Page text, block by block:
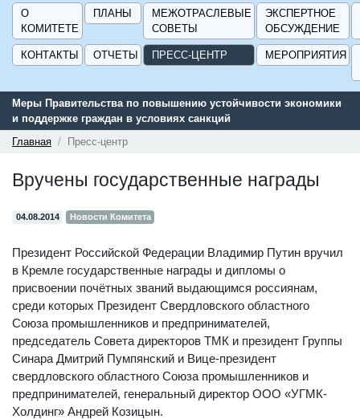
О
КОМИТЕТЕ
ПЛАНЫ
МЕЖОТРАСЛЕВЫЕ
СОВЕТЫ
ЭКСПЕРТНОЕ
ОБСУЖДЕНИЕ
КОНТАКТЫ ОТЧЕТЫ ПРЕСС-ЦЕНТР МЕРОПРИЯТИЯ
Меры Правительства по повышению устойчивости экономики
и поддержке граждан в условиях санкций
Главная
Пресс-центр
Вручены государственные награды
04.08.2014 Новости Комитета
Президент Российской Федерации Владимир Путин вручил
в Кремле государственные награды и дипломы о
присвоении почётных званий выдающимся россиянам,
среди которых Президент Свердловского областного
Союза промышленников и предпринимателей,
председатель Совета директоров ТМК и президент Группы
Синара Дмитрий Пумпянский и Вице-президент
свердловского областного Союза промышленников и
предпринимателей, генеральный директор ООО «УГМК-
Холдинг» Андрей Козицын.